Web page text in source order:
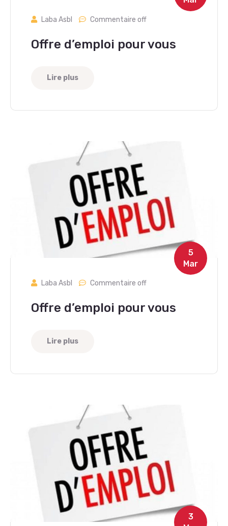
Laba Asbl Commentaire off
Offre d’emploi pour vous
Lire plus
5
Mar
Laba Asbl Commentaire off
Offre d’emploi pour vous
Lire plus
3